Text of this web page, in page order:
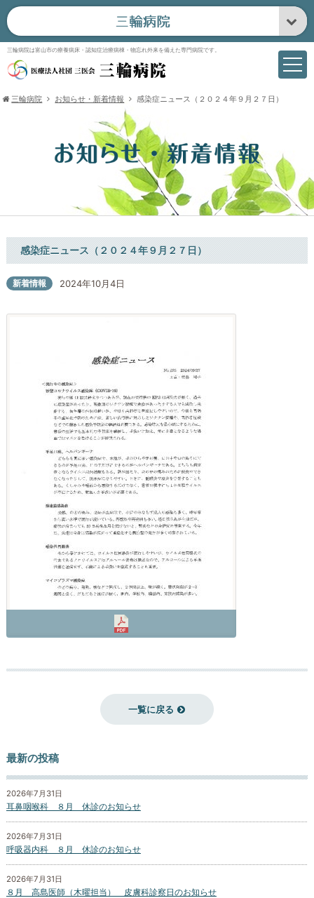
三輪病院は富山市の療養病床・認知症治療病棟・物忘れ外来を備えた専門病院です。
三輪病院 お知らせ・新着情報 感染症ニュース（２０２４年９月２７日）
感染症ニュース（２０２４年９月２７日）
新着情報 2024年10月4日
一覧に戻る
最新の投稿
2026年7月31日
耳鼻咽喉科 ８月 休診のお知らせ
2026年7月31日
呼吸器内科 ８月 休診のお知らせ
2026年7月31日
８月 高島医師（木曜担当） 皮膚科診察日のお知らせ